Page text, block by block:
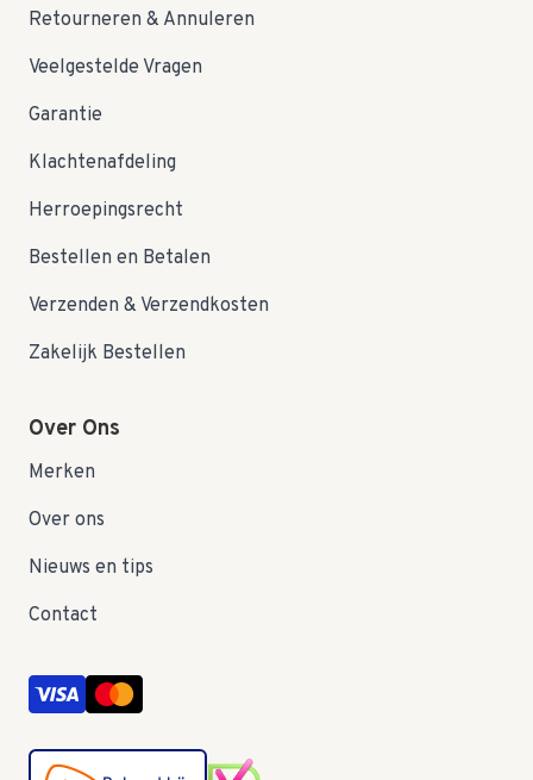
Retourneren & Annuleren
Veelgestelde Vragen
Garantie
Klachtenafdeling
Herroepingsrecht
Bestellen en Betalen
Verzenden & Verzendkosten
Zakelijk Bestellen
Over Ons
Merken
Over ons
Nieuws en tips
Contact